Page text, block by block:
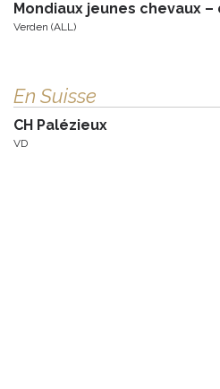
Mondiaux jeunes chevaux
Verden (ALL)
En Suisse
CH Palézieux
VD